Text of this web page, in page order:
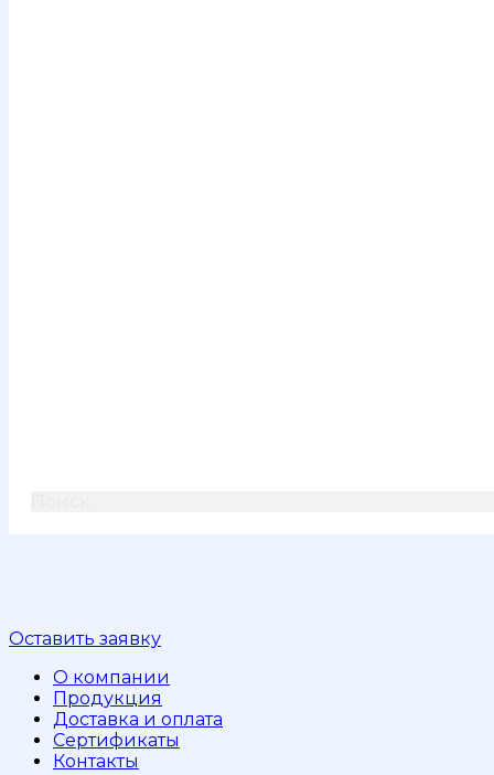
Оставить заявку
О компании
Продукция
Доставка и оплата
Сертификаты
Контакты